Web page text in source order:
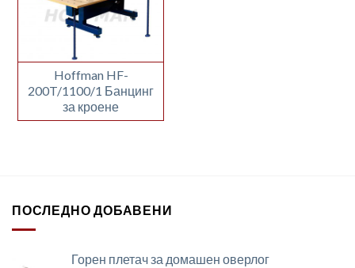
Hoffman HF-
200T/1100/1 Банцинг
за кроене
ПОСЛЕДНО ДОБАВЕНИ
Горен плетач за домашен оверлог